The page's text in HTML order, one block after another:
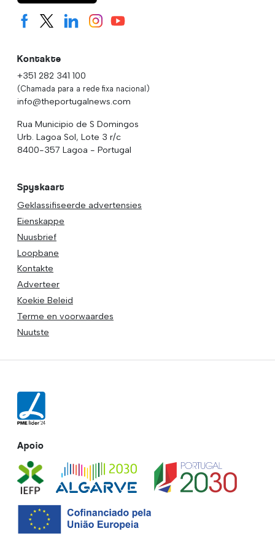
Kontakte
+351 282 341 100
(Chamada para a rede fixa nacional)
info@theportugalnews.com
Rua Municipio de S Domingos
Urb. Lagoa Sol, Lote 3 r/c
8400-357 Lagoa - Portugal
Spyskaart
Geklassifiseerde advertensies
Eienskappe
Nuusbrief
Loopbane
Kontakte
Adverteer
Koekie Beleid
Terme en voorwaardes
Nuutste
Apoio